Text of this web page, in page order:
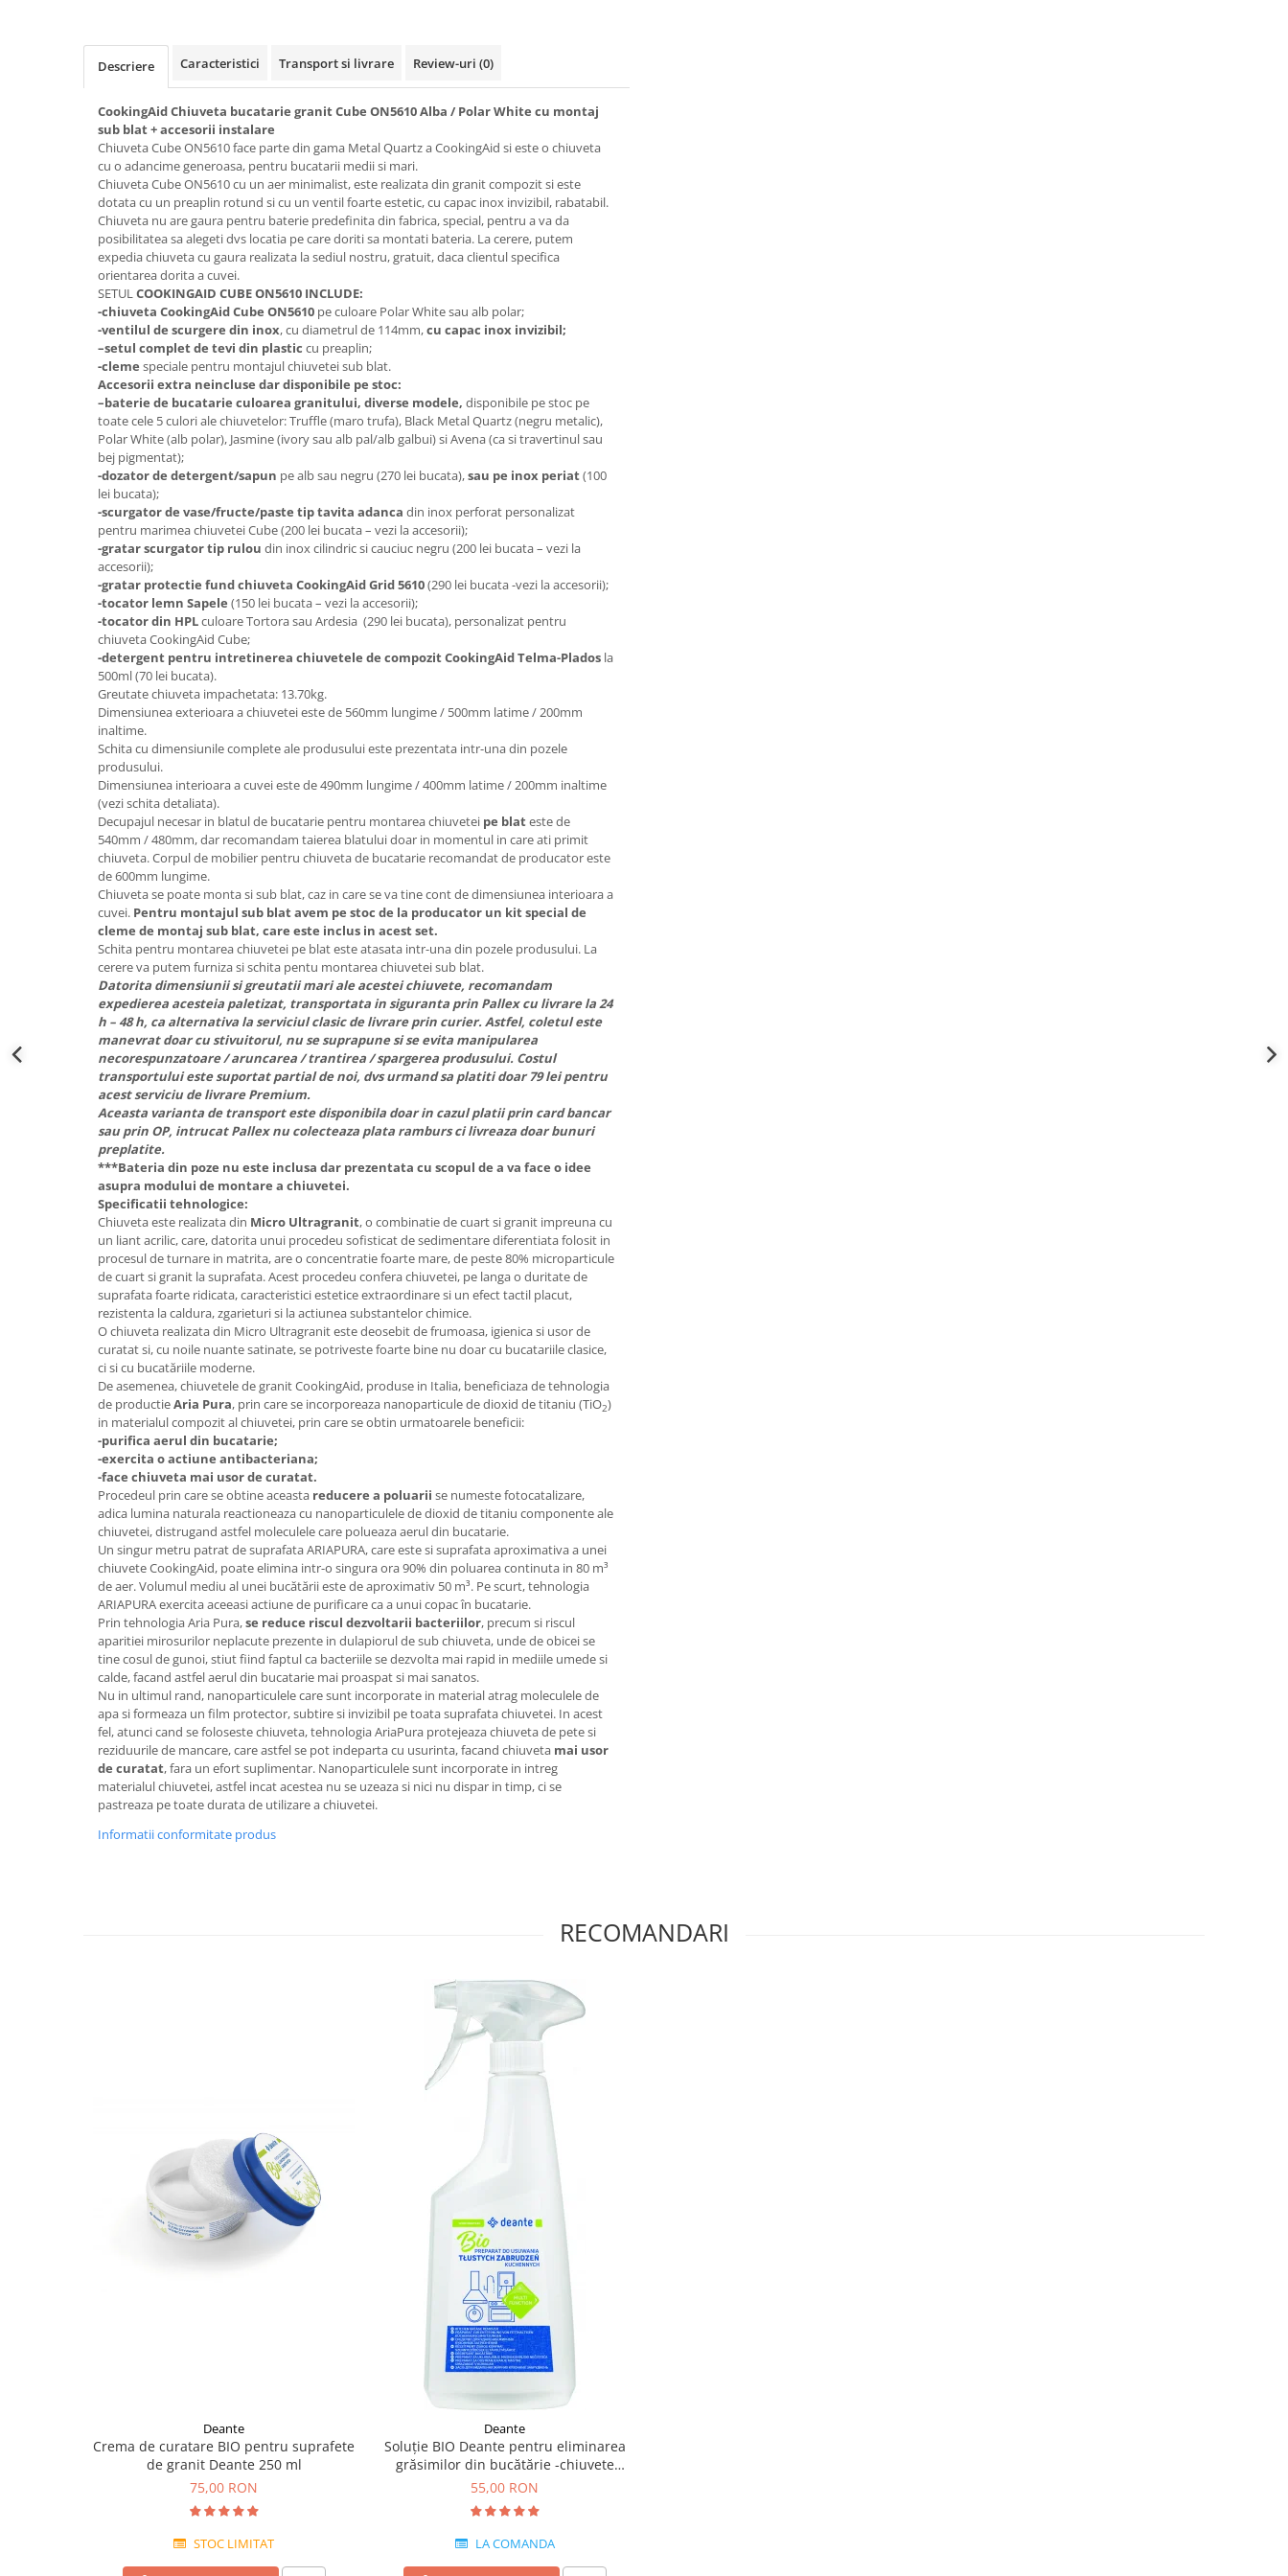
Descriere Caracteristici Transport si livrare Review-uri (0)
CookingAid Chiuveta bucatarie granit Cube ON5610 Alba / Polar White cu montaj
sub blat + accesorii instalare
Chiuveta Cube ON5610 face parte din gama Metal Quartz a CookingAid si este o chiuveta
cu o adancime generoasa, pentru bucatarii medii si mari.
Chiuveta Cube ON5610 cu un aer minimalist, este realizata din granit compozit si este
dotata cu un preaplin rotund si cu un ventil foarte estetic, cu capac inox invizibil, rabatabil.
Chiuveta nu are gaura pentru baterie predefinita din fabrica, special, pentru a va da
posibilitatea sa alegeti dvs locatia pe care doriti sa montati bateria. La cerere, putem
expedia chiuveta cu gaura realizata la sediul nostru, gratuit, daca clientul specifica
orientarea dorita a cuvei.
SETULCOOKINGAID CUBE ON5610 INCLUDE:
-chiuveta CookingAid Cube ON5610 pe culoare Polar White sau alb polar;
-ventilul de scurgere din inox, cu diametrul de 114mm,cu capac inox invizibil;
–setul complet de tevi din plastic cu preaplin;
-cleme speciale pentru montajul chiuvetei sub blat.
Accesorii extra neincluse dar disponibile pe stoc:
–baterie de bucatarie culoarea granitului, diverse modele, disponibile pe stoc pe
toate cele 5 culori ale chiuvetelor: Truffle (maro trufa), Black Metal Quartz (negru metalic),
Polar White (alb polar), Jasmine (ivory sau alb pal/alb galbui) si Avena (ca si travertinul sau
bej pigmentat);
-dozator de detergent/sapun pe alb sau negru (270 lei bucata),sau pe inox periat(100
lei bucata);
-scurgator de vase/fructe/paste tip tavita adanca din inox perforat personalizat
pentru marimea chiuvetei Cube (200 lei bucata – vezi la accesorii);
-gratar scurgator tip rulou din inox cilindric si cauciuc negru (200 lei bucata – vezi la
accesorii);
-gratar protectie fund chiuveta CookingAid Grid 5610(290 lei bucata -vezi la accesorii);
-tocator lemn Sapele (150 lei bucata – vezi la accesorii);
-tocator din HPLculoare Tortora sau Ardesia (290 lei bucata), personalizat pentru
chiuveta CookingAid Cube;
-detergent pentru intretinerea chiuvetele de compozit CookingAid Telma-Plados la
500ml (70 lei bucata).
Greutate chiuveta impachetata: 13.70kg.
Dimensiunea exterioara a chiuvetei este de 560mm lungime / 500mm latime / 200mm
inaltime.
Schita cu dimensiunile complete ale produsului este prezentata intr-una din pozele
produsului.
Dimensiunea interioara a cuvei este de 490mm lungime / 400mm latime / 200mm inaltime
(vezi schita detaliata).
Decupajul necesar in blatul de bucatarie pentru montarea chiuvetei pe blateste de
540mm / 480mm, dar recomandam taierea blatului doar in momentul in care ati primit
chiuveta. Corpul de mobilier pentru chiuveta de bucatarie recomandat de producator este
de 600mm lungime.
Chiuveta se poate monta si sub blat, caz in care se va tine cont de dimensiunea interioara a
cuvei. Pentru montajul sub blat avem pe stoc de la producator un kit special de
cleme de montaj sub blat, care este inclus in acest set.
Schita pentru montarea chiuvetei pe blat este atasata intr-una din pozele produsului. La
cerere va putem furniza si schita pentu montarea chiuvetei sub blat.
Datorita dimensiunii si greutatii mari ale acestei chiuvete, recomandam
expedierea acesteia paletizat, transportata in siguranta prin Pallex cu livrare la 24
h – 48 h, ca alternativa la serviciul clasic de livrare prin curier. Astfel, coletul este
manevrat doar cu stivuitorul, nu se suprapune si se evita manipularea
necorespunzatoare / aruncarea / trantirea / spargerea produsului. Costul
transportului este suportat partial de noi, dvs urmand sa platiti doar 79 lei pentru
acest serviciu de livrare Premium.
Aceasta varianta de transport este disponibila doar in cazul platii prin card bancar
sau prin OP, intrucat Pallex nu colecteaza plata ramburs ci livreaza doar bunuri
preplatite.
***Bateria din poze nu este inclusa dar prezentata cu scopul de a va face o idee
asupra modului de montare a chiuvetei.
Specificatii tehnologice:
Chiuveta este realizata din Micro Ultragranit, o combinatie de cuart si granit impreuna cu
un liant acrilic, care, datorita unui procedeu sofisticat de sedimentare diferentiata folosit in
procesul de turnare in matrita, are o concentratie foarte mare, de peste 80% microparticule
de cuart si granit la suprafata. Acest procedeu confera chiuvetei, pe langa o duritate de
suprafata foarte ridicata, caracteristici estetice extraordinare si un efect tactil placut,
rezistenta la caldura, zgarieturi si la actiunea substantelor chimice.
O chiuveta realizata din Micro Ultragranit este deosebit de frumoasa, igienica si usor de
curatat si, cu noile nuante satinate, se potriveste foarte bine nu doar cu bucatariile clasice,
ci si cu bucatăriile moderne.
De asemenea, chiuvetele de granit CookingAid, produse in Italia, beneficiaza de tehnologia
de productieAria Pura, prin care se incorporeaza nanoparticule de dioxid de titaniu (TiO2)
in materialul compozit al chiuvetei, prin care se obtin urmatoarele beneficii:
-purifica aerul din bucatarie;
-exercita o actiune antibacteriana;
-face chiuveta mai usor de curatat.
Procedeul prin care se obtine aceasta reducere a poluarii se numeste fotocatalizare,
adica lumina naturala reactioneaza cu nanoparticulele de dioxid de titaniu componente ale
chiuvetei, distrugand astfel moleculele care polueaza aerul din bucatarie.
Un singur metru patrat de suprafata ARIAPURA, care este si suprafata aproximativa a unei
chiuvete CookingAid, poate elimina intr-o singura ora 90% din poluarea continuta in 80 m³
de aer. Volumul mediu al unei bucătării este de aproximativ 50 m³. Pe scurt, tehnologia
ARIAPURA exercita aceeasi actiune de purificare ca a unui copac în bucatarie.
Prin tehnologia Aria Pura,se reduce riscul dezvoltarii bacteriilor, precum si riscul
aparitiei mirosurilor neplacute prezente in dulapiorul de sub chiuveta, unde de obicei se
tine cosul de gunoi, stiut fiind faptul ca bacteriile se dezvolta mai rapid in mediile umede si
calde, facand astfel aerul din bucatarie mai proaspat si mai sanatos.
Nu in ultimul rand, nanoparticulele care sunt incorporate in material atrag moleculele de
apa si formeaza un film protector, subtire si invizibil pe toata suprafata chiuvetei. In acest
fel, atunci cand se foloseste chiuveta, tehnologia AriaPura protejeaza chiuveta de pete si
reziduurile de mancare, care astfel se pot indeparta cu usurinta, facand chiuveta mai usor
de curatat, fara un efort suplimentar. Nanoparticulele sunt incorporate in intreg
materialul chiuvetei, astfel incat acestea nu se uzeaza si nici nu dispar in timp, ci se
pastreaza pe toate durata de utilizare a chiuvetei.
Informatii conformitate produs
RECOMANDARI
Deante
Crema de curatare BIO pentru suprafete
de granit Deante 250 ml
75,00 RON
STOC LIMITAT
Deante
Soluție BIO Deante pentru eliminarea
grăsimilor din bucătărie -chiuvete
granit,ceramica si inox
55,00 RON
LA COMANDA